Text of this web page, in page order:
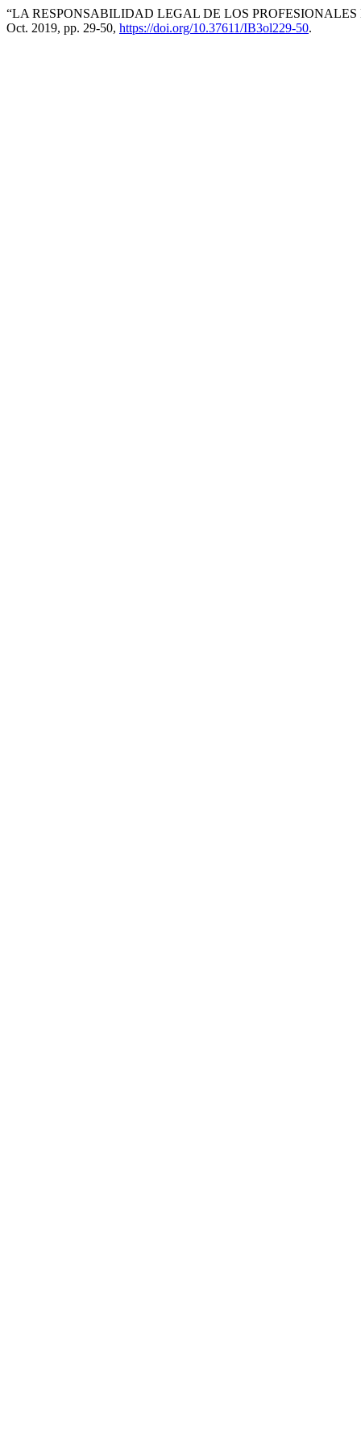
“LA RESPONSABILIDAD LEGAL DE LOS
Oct. 2019, pp. 29-50, https://doi.org/10.37611/IB3ol229-50.